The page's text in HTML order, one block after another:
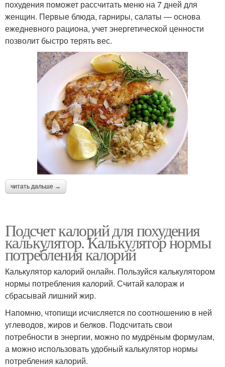
похудения поможет рассчитать меню на 7 дней для
женщин. Первые блюда, гарниры, салаты — основа
ежедневного рациона, учет энергетической ценности
позволит быстро терять вес.
читать дальше →
Подсчет калорий для похудения
калькулятор. Калькулятор нормы
потребления калорий
Калькулятор калорий онлайн. Пользуйся калькулятором
нормы потребления калорий. Считай калораж и
сбрасывай лишний жир.
Напомню, чтопищи исчисляется по соотношению в ней
углеводов, жиров и белков. Подсчитать свои
потребности в энергии, можно по мудрёным формулам,
а можно использовать удобный калькулятор нормы
потребления калорий.